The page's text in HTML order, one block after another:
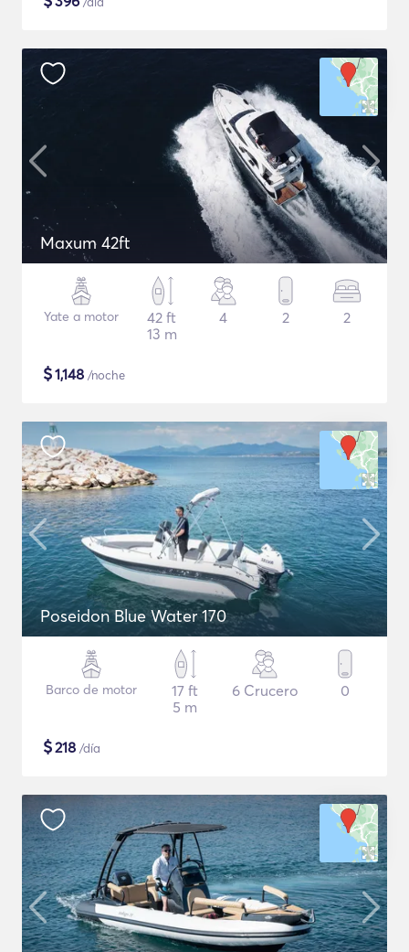
Maxum 42ft
Yate a motor
42 ft
13 m
4 2 2
$1,148 /noche
Poseidon Blue Water 170
Barco de motor
17 ft
5 m
6 Crucero 0
$218 /día